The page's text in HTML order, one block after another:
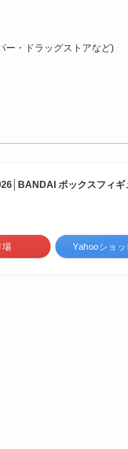
ー・ドラッグストアなど)
ボックスフィギ
場 Yahooショ